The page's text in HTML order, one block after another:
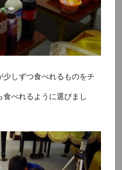
しずつ食べれるものをチ
食べれるように選びまし